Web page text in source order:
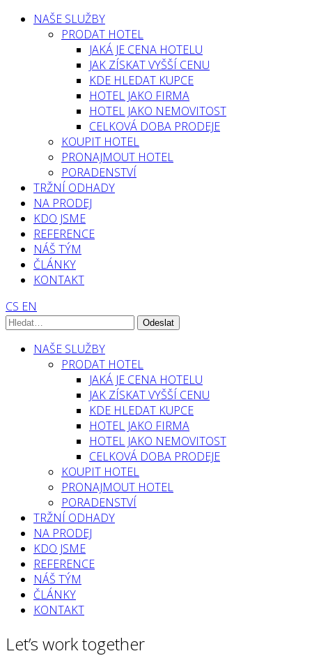
NAŠE SLUŽBY
PRODAT HOTEL
JAKÁ JE CENA HOTELU
JAK ZÍSKAT VYŠŠÍ CENU
KDE HLEDAT KUPCE
HOTEL JAKO FIRMA
HOTEL JAKO NEMOVITOST
CELKOVÁ DOBA PRODEJE
KOUPIT HOTEL
PRONAJMOUT HOTEL
PORADENSTVÍ
TRŽNÍ ODHADY
NA PRODEJ
KDO JSME
REFERENCE
NÁŠ TÝM
ČLÁNKY
KONTAKT
CS EN
NAŠE SLUŽBY
PRODAT HOTEL
JAKÁ JE CENA HOTELU
JAK ZÍSKAT VYŠŠÍ CENU
KDE HLEDAT KUPCE
HOTEL JAKO FIRMA
HOTEL JAKO NEMOVITOST
CELKOVÁ DOBA PRODEJE
KOUPIT HOTEL
PRONAJMOUT HOTEL
PORADENSTVÍ
TRŽNÍ ODHADY
NA PRODEJ
KDO JSME
REFERENCE
NÁŠ TÝM
ČLÁNKY
KONTAKT
Let’s work together